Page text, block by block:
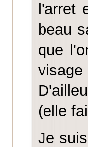
l'arret
beau
que
(elle
Je